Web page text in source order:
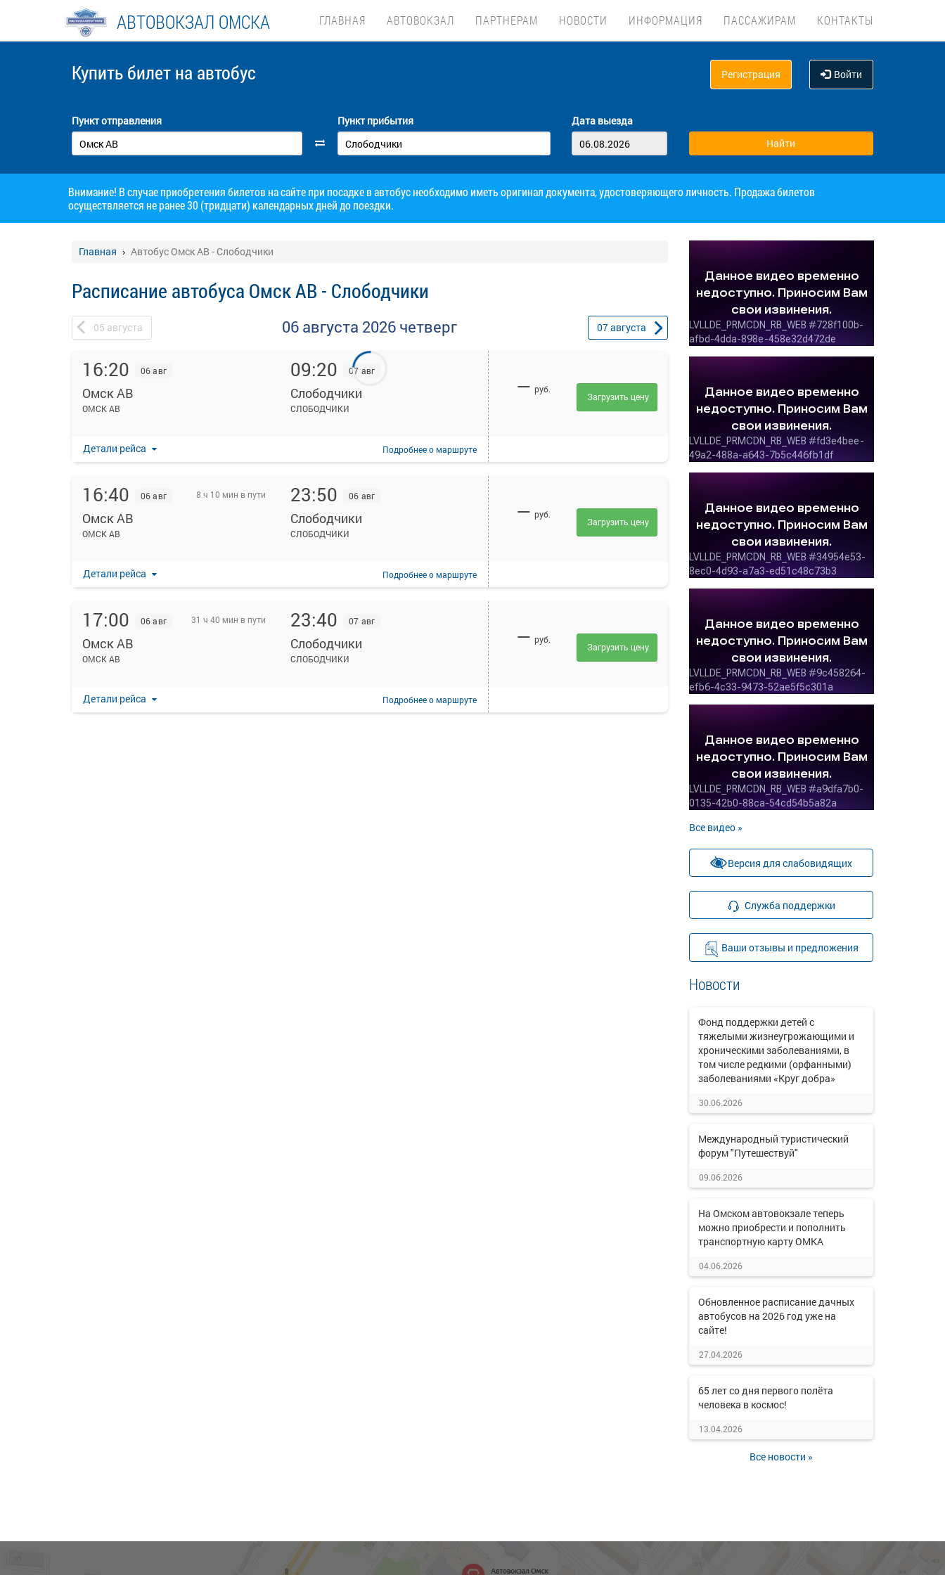
АВТОВОКЗАЛ ОМСКА ГЛАВНАЯ АВТОВОКЗАЛ ПАРТНЕРАМ НОВОСТИ ИНФОРМАЦИЯ ПАССАЖИРАМ КОНТАКТЫ
Купить билет на автобус Регистрация Войти
Пункт отправления Пункт прибытия Дата выезда
Внимание! В случае приобретения билетов на сайте при посадке в автобус необходимо иметь оригинал документа, удостоверяющего личность. Продажа билетов
осуществляется не ранее 30 (тридцати) календарных дней до поездки.
Главная Автобус Омск АВ - Слободчики
Расписание автобуса Омск АВ - Слободчики
05 августа 06 августа 2026 четверг 07августа
16:20 06 авг
Омск АВ
ОМСК АВ
09:20 07 авг
Слободчики
СЛОБОДЧИКИ
Детали рейса Подробнеео маршруте
— руб.
Загрузить цену
16:40 06 авг 8 ч 10 мин в пути
Омск АВ
ОМСК АВ
23:50 06 авг
Слободчики
СЛОБОДЧИКИ
Детали рейса Подробнеео маршруте
— руб.
Загрузить цену
17:00 06 авг 31 ч 40 мин в пути
Омск АВ
ОМСК АВ
23:40 07 авг
Слободчики
СЛОБОДЧИКИ
Детали рейса Подробнеео маршруте
— руб.
Загрузить цену
Все видео »
Версия для слабовидящих
Служба поддержки
Ваши отзывы и предложения
Новости
Фонд поддержки детей с
тяжелыми жизнеугрожающими и
хроническими заболеваниями, в
том числе редкими (орфанными)
заболеваниями «Круг добра»
30.06.2026
Международный туристический
форум "Путешествуй"
09.06.2026
На Омском автовокзале теперь
можно приобрести и пополнить
транспортную карту ОМКА
04.06.2026
Обновленное расписание дачных
автобусов на 2026 год уже на
сайте!
27.04.2026
65 лет со дня первого полёта
человека в космос!
13.04.2026
Все новости »